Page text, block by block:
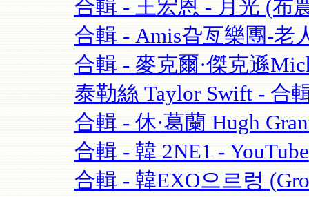
合輯 - 王宏恩 - 月光 (布
合輯 - Amis旮亙樂團-老
合輯 - 麥克爾·傑克遜
泰勒絲 Taylor Swift - 合
合輯 - 休·葛蘭 Hugh
合輯 - 韓 2NE1 - YouTube
合輯 - 韓EXO으르렁